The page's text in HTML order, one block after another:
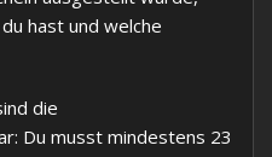
hast und welche
die
Du musst mindestens 23